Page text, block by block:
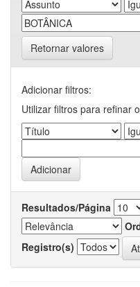
Retornar valores
Adicionar filtros:
Utilizar filtros para refinar
Resultados/Página
Registro(s)